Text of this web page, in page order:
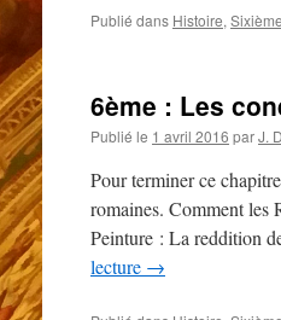
Publié dans Histoire, Sixième
6ème : Les
Publié le 1 avril 2016 parJ.
Pour terminer ce
romaines. Comment les
Peinture : La reddition
lecture →